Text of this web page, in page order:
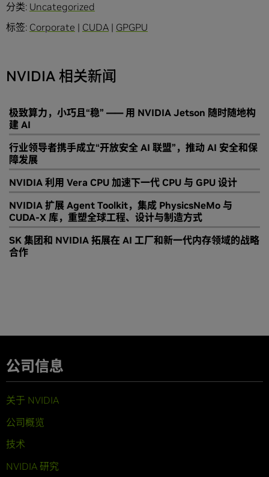
分类: Uncategorized
标签: Corporate | CUDA | GPGPU
NVIDIA 相关新闻
极致算力，小巧且“稳” —— 用 NVIDIA Jetson 随时随地构
建 AI
行业领导者携手成立“开放安全 AI 联盟”，推动 AI 安全和保
障发展
NVIDIA 利用 Vera CPU 加速下一代 CPU 与 GPU 设计
NVIDIA 扩展 Agent Toolkit，集成 PhysicsNeMo 与
CUDA-X 库，重塑全球工程、设计与制造方式
SK 集团和 NVIDIA 拓展在 AI 工厂和新一代内存领域的战略
合作
公司信息
关于 NVIDIA
公司概览
技术
NVIDIA 研究